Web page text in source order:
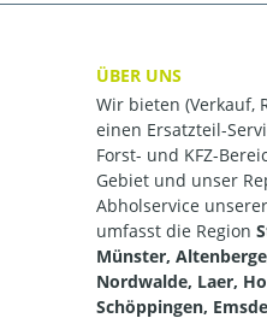
ÜBER UNS
Wir bieten (Verkauf,
einen Ersatzteil-
Forst- und KFZ-
Gebiet und unser
Abholservice
umfasst die Region
Münster,
Nordwalde, Laer,
Schöppingen,